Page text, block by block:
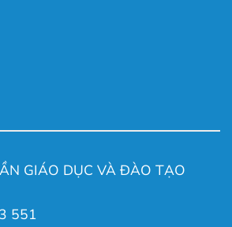
GIÁO DỤC VÀ ĐÀO TẠO
551